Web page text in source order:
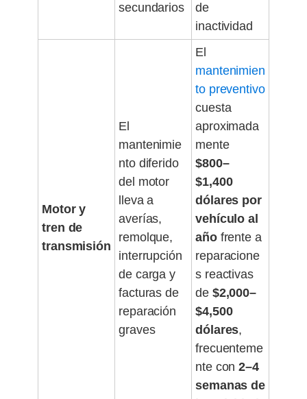
secundarios
de
inactividad
Motor y
tren de
transmisión
El
mantenimie
nto diferido
del motor
lleva a
averías,
remolque,
interrupción
de carga y
facturas de
reparación
graves
El
mantenimien
to preventivo
cuesta
aproximada
mente
$800–
$1,400
dólares por
vehículo al
añofrente a
reparacione
s reactivas
de $2,000–
$4,500
dólares,
frecuenteme
nte con2–4
semanas de